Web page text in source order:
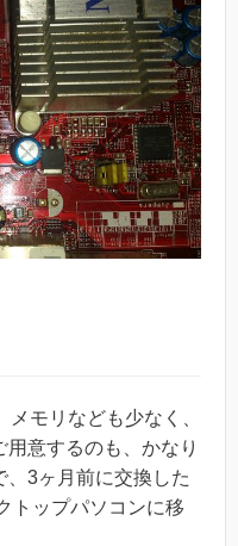
モリなども少なく、
意するのも、かなり
、3ヶ月前に交換した
トップパソコンに移